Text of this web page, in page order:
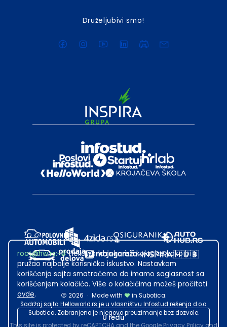
Druželjubivi smo!
2026 · Made with
in Subotica.
Sadržaj sajta Helloworld.rs je u vlasništvu Infostud rešenja d.o.o.
Subotica. Zabranjeno je njegovo preuzimanje bez dozvole.
root@hw.rs:~#Helloworld.rs koristi kolačiće kako bi ti
pružao najbolje korisničko iskustvo. Nastavkom
korišćenja sajta smatraćemo da imamo saglasnost sa
korišćenjem kolačića. Više o kolačićima možeš pročitati
ovde.
U redu